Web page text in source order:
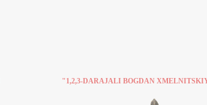
"1,2,3-DARAJALI BOGDAN